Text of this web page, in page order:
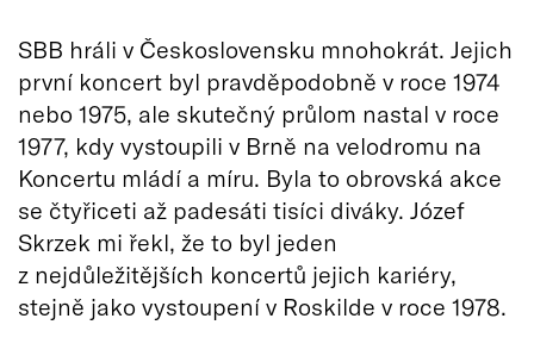
SBB hráli v Československu mnohokrát. Jejich
první koncert byl pravděpodobně v roce 1974
nebo 1975, ale skutečný průlom nastal v roce
1977, kdy vystoupili v Brně na velodromu na
Koncertu mládí a míru. Byla to obrovská akce
se čtyřiceti až padesáti tisíci diváky. Józef
Skrzek mi řekl, že to byl jeden
z nejdůležitějších koncertů jejich kariéry,
stejně jako vystoupení v Roskilde v roce 1978.